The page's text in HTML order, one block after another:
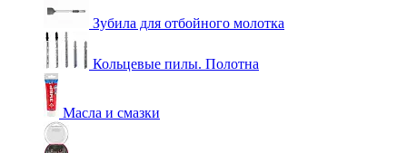
Зубила для отбойного молотка
Кольцевые пилы. Полотна
Масла и смазки